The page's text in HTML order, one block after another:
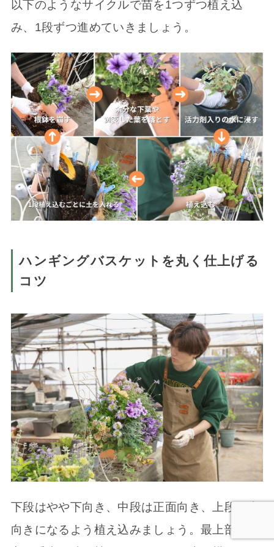
以下のようなサイクルで苗を1つずつ植え込
み、1段ずつ進めていきましょう。
ハンギングバスケットを丸く仕上げる
コツ
下段はやや下向き、中段は正面向き、上段は上
向きになるよう植え込みましょう。最上部の後